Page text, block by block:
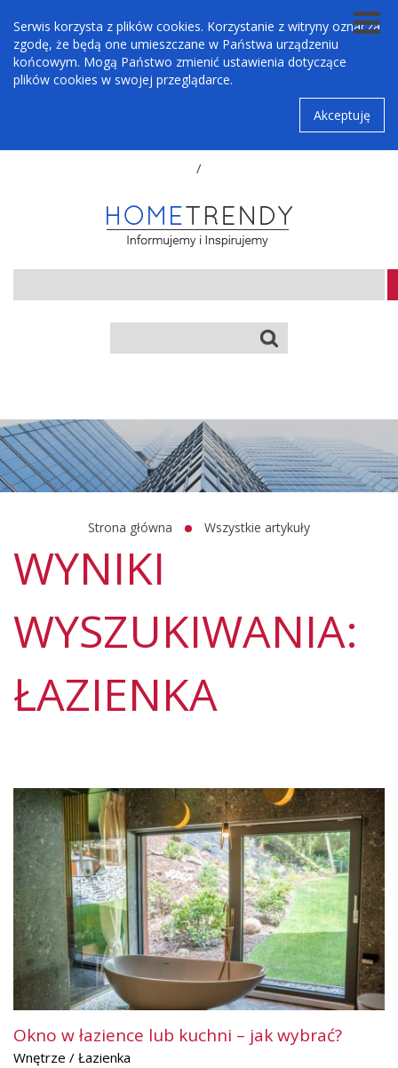
Serwis korzysta z plików cookies. Korzystanie z witryny oznacza
zgodę, że będą one umieszczane w Państwa urządzeniu
końcowym. Mogą Państwo zmienić ustawienia dotyczące
plików cookies w swojej przeglądarce.
Akceptuję
/
Strona główna Wszystkie artykuły
WYNIKI
WYSZUKIWANIA:
ŁAZIENKA
Okno w łazience lub kuchni – jak wybrać?
Wnętrze / Łazienka